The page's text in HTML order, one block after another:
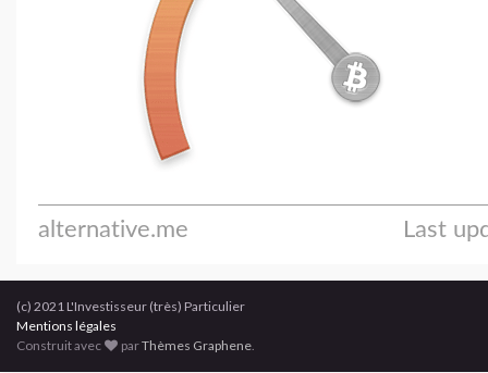
(c) 2021 L'Investisseur (très) Particulier
Mentions légales
Construit avec
parThèmes Graphene